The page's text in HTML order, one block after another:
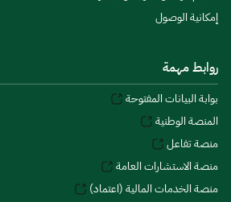
إمكانية الوصول
روابط مهمة
بوابة البيانات المفتوحة
المنصة الوطنية
منصة تفاعل
منصة الاستشارات العامة
منصة الخدمات المالية (اعتماد)